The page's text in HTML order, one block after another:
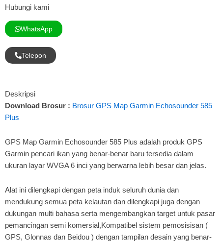
Hubungi kami
WhatsApp
Telepon
Deskripsi
Download Brosur : Brosur GPS Map Garmin Echosounder 585
Plus
GPS Map Garmin Echosounder 585 Plus adalah produk GPS
Garmin pencari ikan yang benar-benar baru tersedia dalam
ukuran layar WVGA 6 inci yang berwarna lebih besar dan jelas.
Alat ini dilengkapi dengan peta induk seluruh dunia dan
mendukung semua peta kelautan dan dilengkapi juga dengan
dukungan multi bahasa serta mengembangkan target untuk pasar
pemancingan semi komersial,Kompatibel sistem pemosisisan (
GPS, Glonnas dan Beidou ) dengan tampilan desain yang benar-